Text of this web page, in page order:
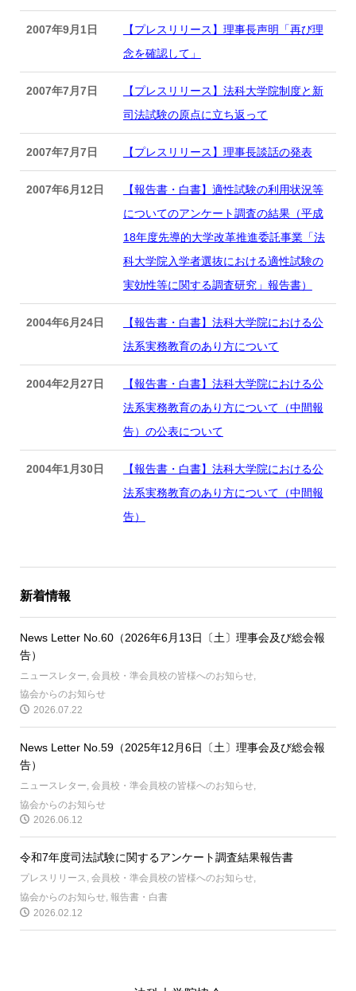
2007年9月1日
【プレスリリース】理事長声明「再び理
念を確認して」
2007年7月7日
【プレスリリース】法科大学院制度と新
司法試験の原点に立ち返って
2007年7月7日 【プレスリリース】理事長談話の発表
2007年6月12日
【報告書・白書】適性試験の利用状況等
についてのアンケート調査の結果（平成
18年度先導的大学改革推進委託事業「法
科大学院入学者選抜における適性試験の
実効性等に関する調査研究」報告書）
2004年6月24日
【報告書・白書】法科大学院における公
法系実務教育のあり方について
2004年2月27日
【報告書・白書】法科大学院における公
法系実務教育のあり方について（中間報
告）の公表について
2004年1月30日
【報告書・白書】法科大学院における公
法系実務教育のあり方について（中間報
告）
新着情報
News Letter No.60（2026年6月13日〔土〕理事会及び総会報
告）
ニュースレター 会員校・準会員校の皆様へのお知らせ
協会からのお知らせ
2026.07.22
News Letter No.59（2025年12月6日〔土〕理事会及び総会報
告）
ニュースレター, 会員校・準会員校の皆様へのお知らせ,
協会からのお知らせ
2026.06.12
令和7年度司法試験に関するアンケート調査結果報告書
プレスリリース, 会員校・準会員校の皆様へのお知らせ,
協会からのお知らせ 報告書・白書
2026.02.12